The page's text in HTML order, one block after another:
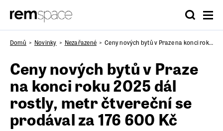
Domů Novinky Nezařazené Ceny nových bytů v Praze na konci roku 2025 dál rostly, metr čtvereční se prodával za 176 600 Kč
Ceny nových bytů v Praze
na konci roku 2025 dál
rostly, metr čtvereční se
prodával za 176 600 Kč